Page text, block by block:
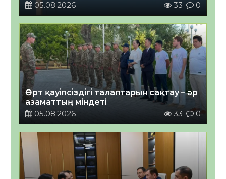
05.08.2026 33 0
Өрт қауіпсіздігі талаптарын сақтау – әр
азаматтың міндеті
05.08.2026
33 0